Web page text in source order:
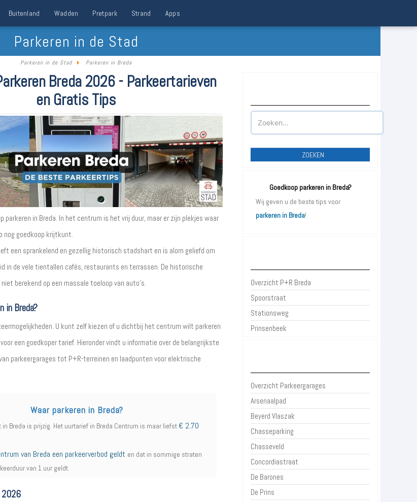
Buitenland Wadden Pretpark Strand Apps
Parkeren in de Stad
Parkeren in de Stad Parkeren in Breda
Breda 2026 - Parkeertarieven
en Gratis Tips
parkeren in Breda. In het centrum is het vrij duur, maar er zijn plekjes waar
nog goedkoop krijtkunt.
een sprankelend en gezellig historisch stadshart en is alom geliefd om
in de vele tientallen cafés, restaurants en terrassen. De historische
berekend op een massale toeloop van auto’s.
in Breda?
U kunt zelf kiezen of u dichtbij het centrum wilt parkeren
een goedkoper tarief. Hieronder vindt u informatie over de belangrijkste
parkeergarages tot P+R-terreinen en laadpunten voor elektrische
Waar parkeren in Breda?
in Breda is prijzig. Het uurtarief in Breda Centrum is maar liefst € 2.70
van Breda een parkeerverbod geldt en dat in sommige straten
van 1 uur geldt.
2026
ZOEKEN
Goedkoop parkeren in Breda?
Wij geven u de beste tips voor
parkeren in Breda!
Overzicht P+R Breda
Spoorstraat
Stationsweg
Prinsenbeek
Overzicht Parkeergarages
Arsenaalpad
Beyerd Vlaszak
Chasseparking
Chasseveld
Concordiastraat
De Barones
De Prins